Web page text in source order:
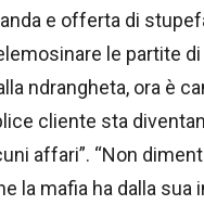
e offerta di
le partite di
ndrangheta, ora è
cliente sta
affari”. “Non
la mafia ha dalla sua